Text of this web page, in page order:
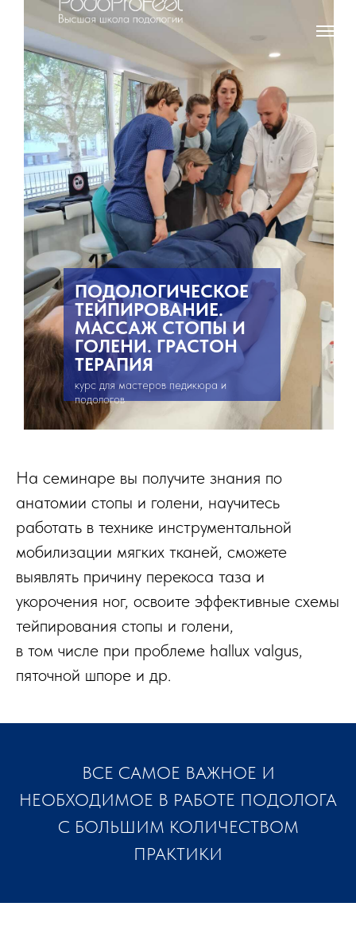
курс для мастеров педикюра и
подологов
ПОДОЛОГИЧЕСКОЕ
ТЕЙПИРОВАНИЕ.
МАССАЖ СТОПЫ И
ГОЛЕНИ. ГРАСТОН
ТЕРАПИЯ
На семинаре вы получите знания по
анатомии стопы и голени, научитесь
работать в технике инструментальной
мобилизации мягких тканей, сможете
выявлять причину перекоса таза и
укорочения ног, освоите эффективные схемы
тейпирования стопы и голени,
в том числе при проблеме hallux valgus,
пяточной шпоре и др.
ВСЕ САМОЕ ВАЖНОЕ И
НЕОБХОДИМОЕ В РАБОТЕ ПОДОЛОГА
С БОЛЬШИМ КОЛИЧЕСТВОМ
ПРАКТИКИ